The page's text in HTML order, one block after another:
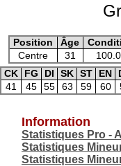
Position Âge
Centre
31
CK
FG DI SK ST EN
41
45 55 63 59 60
Information
Statistiques Pro -
Statistiques
Statistiques